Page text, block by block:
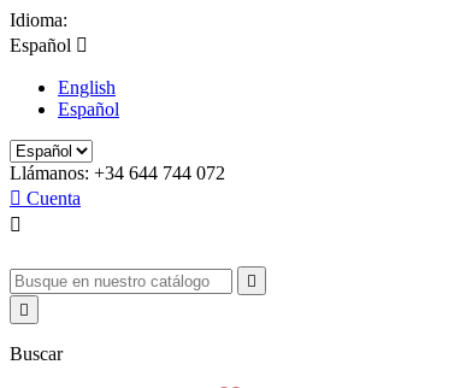
Idioma:
Español 
English
Español
Llámanos: +34 644 744 072
 Cuenta



Buscar